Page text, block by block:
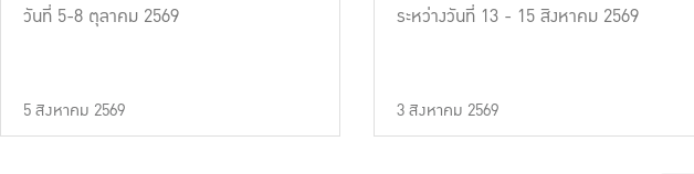
วันที่ 5-8 ตุลาคม 2569
5 สิงหาคม 2569
ระหว่างวันที่ 13 - 15 สิงหาคม 2569
3 สิงหาคม 2569